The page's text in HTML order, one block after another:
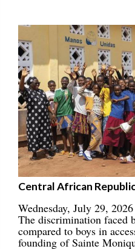
Central African
Wednesday, July 29, 2026
The discrimination faced
compared to boys in
founding of Sainte